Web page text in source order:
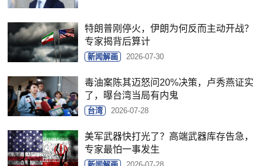
特朗普刚停火，伊朗为何反而主动开战？
专家揭背后算计
新闻解画 2026-07-30
毒油案陈其迈怒问20%决策，卢秀燕证实
了，曝台湾当局有内鬼
台湾 2026-07-28
美军武器快打光了？高端武器库存告急，
专家最怕一事发生